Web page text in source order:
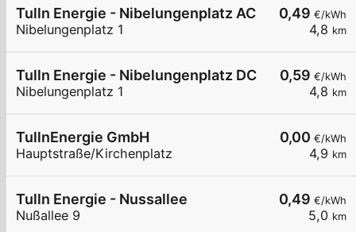
0,49 €/kWh
4,8 km
Tulln Energie - Nibelungenplatz AC
Nibelungenplatz 1
0,59 €/kWh
4,8 km
Tulln Energie - Nibelungenplatz DC
Nibelungenplatz 1
0,00 €/kWh
4,9 km
TullnEnergie GmbH
Hauptstraße/Kirchenplatz
0,49 €/kWh
5,0 km
Tulln Energie - Nussallee
Nußallee 9